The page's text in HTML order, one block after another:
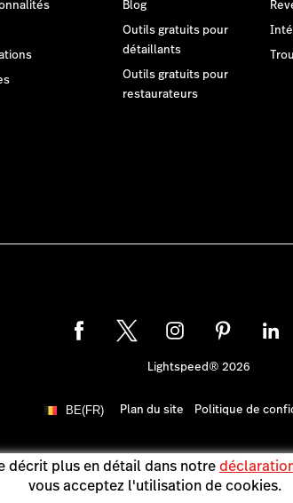
Blog
Outils gratuits pour
détaillants
Outils gratuits pour
restaurateurs
Lightspeed® 2026
BE(FR) Plan du site Politique de
décrit plus en détail dans notre
vous acceptez l'utilisation de cookies.